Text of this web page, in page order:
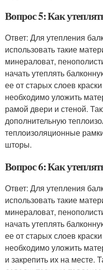
Вопрос 5: Как
Ответ: Для утепления
использовать такие
минераловат,
начать утеплять
ее от старых слоев
необходимо уложить
рамой двери и стеной.
дополнительную
теплоизоляционные
шторы.
Вопрос 6: Как
Ответ: Для утепления
использовать такие
минераловат,
начать утеплять
ее от старых слоев
необходимо уложить
и закрепить их на месте.